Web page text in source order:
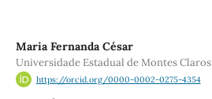
Maria Fernanda César
Universidade Estadual de Montes Claros
https://orcid.org/0000-0002-0275-4354